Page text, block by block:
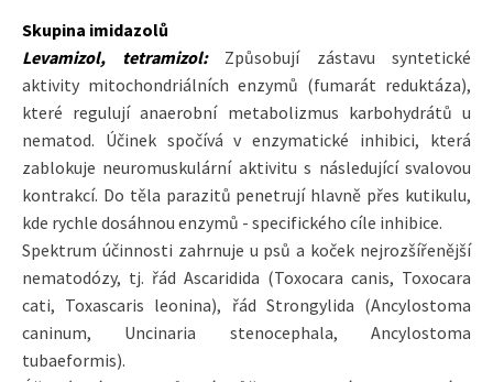
Skupina imidazolů
Levamizol, tetramizol:Způsobují zástavu syntetické
aktivity mitochondriálních enzymů (fumarát reduktáza),
které regulují anaerobní metabolizmus karbohydrátů u
nematod. Účinek spočívá v enzymatické inhibici, která
zablokuje neuromuskulární aktivitu s následující svalovou
kontrakcí. Do těla parazitů penetrují hlavně přes kutikulu,
kde rychle dosáhnou enzymů - specifického cíle inhibice.
Spektrum účinnosti zahrnuje u psů a koček nejrozšířenější
nematodózy, tj. řád Ascaridida (Toxocara canis, Toxocara
cati, Toxascaris leonina), řád Strongylida (Ancylostoma
caninum, Uncinaria stenocephala, Ancylostoma
tubaeformis).